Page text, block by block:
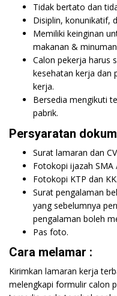
Tidak bertato dan
Disiplin, konunikatif,
Memiliki keinginan
makanan &
Calon pekerja harus
kesehatan kerja dan
kerja.
Bersedia mengikuti
pabrik.
Persyaratan
Surat lamaran dan CV
Fotokopi ijazah SMA
Fotokopi KTP dan KK.
Surat pengalaman
yang sebelumnya
pengalaman boleh
Pas foto.
Cara melamar :
Kirimkan lamaran kerja
melengkapi formulir calon